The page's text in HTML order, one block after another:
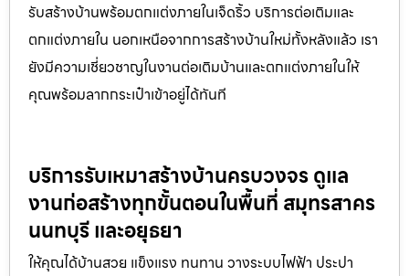
รับสร้างบ้านพร้อมตกแต่งภายในเจ็ดริ้ว บริการต่อเติมและ
ตกแต่งภายใน นอกเหนือจากการสร้างบ้านใหม่ทั้งหลังแล้ว เรา
ยังมีความเชี่ยวชาญในงานต่อเติมบ้านและตกแต่งภายในให้
คุณพร้อมลากกระเป๋าเข้าอยู่ได้ทันที
บริการรับเหมาสร้างบ้านครบวงจร ดูแล
งานก่อสร้างทุกขั้นตอนในพื้นที่ สมุทรสาคร
นนทบุรี และอยุธยา
ให้คุณได้บ้านสวย แข็งแรง ทนทาน วางระบบไฟฟ้า ประปา